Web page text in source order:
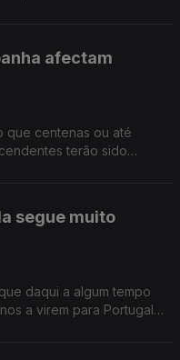
afectam
que centenas ou até
terão sido
segue muito
daqui a algum tempo
a virem para Portugal,